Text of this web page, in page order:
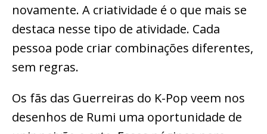
novamente. A criatividade é o que mais se
destaca nesse tipo de atividade. Cada
pessoa pode criar combinações diferentes,
sem regras.
Os fãs das Guerreiras do K-Pop veem nos
desenhos de Rumi uma oportunidade de